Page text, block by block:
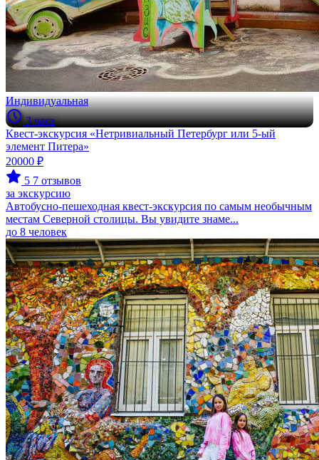
Индивидуальная
3 часа
Квест-экскурсия «Нетривиальный Петербург или 5-ый
элемент Питера»
20000 ₽
5 7 отзывов
за экскурсию
Автобусно-пешеходная квест-экскурсия по самым необычным
местам Северной столицы. Вы увидите знаме...
до 8 человек